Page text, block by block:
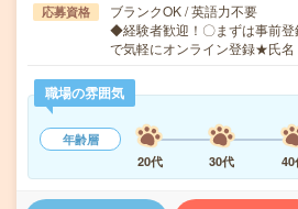
応募資格
ブランクOK / 英語力不要
◆経験者歓迎！〇まずは事前
で気軽にオンライン登録★氏
職場の雰囲気
年齢層
20代
30代 40